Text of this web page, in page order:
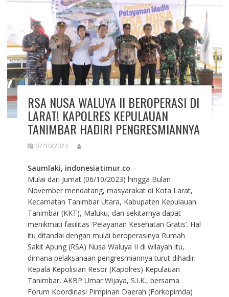
RSA NUSA WALUYA II BEROPERASI DI
LARAT! KAPOLRES KEPULAUAN
TANIMBAR HADIRI PENGRESMIANNYA
07/10/2023
Saumlaki, indonesiatimur.co –
Mulai dari Jumat (06/10/2023) hingga Bulan
November mendatang, masyarakat di Kota Larat,
Kecamatan Tanimbar Utara, Kabupaten Kepulauan
Tanimbar (KKT), Maluku, dan sekitarnya dapat
menikmati fasilitas ‘Pelayanan Kesehatan Gratis’. Hal
itu ditandai dengan mulai beroperasinya Rumah
Sakit Apung (RSA) Nusa Waluya II di wilayah itu,
dimana pelaksanaan pengresmiannya turut dihadiri
Kepala Kepolisian Resor (Kapolres) Kepulauan
Tanimbar, AKBP Umar Wijaya, S.I.K., bersama
Forum Koordinasi Pimpinan Daerah (Forkopimda)